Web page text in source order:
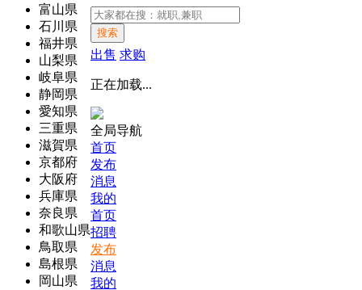
富山県
石川県
福井県
山梨県
岐阜県
静岡県
愛知県
三重県
滋賀県
京都府
大阪府
兵庫県
奈良県
和歌山県
鳥取県
島根県
岡山県
搜索
出售 求购
正在加载...
全局导航
首页
发布
消息
我的
首页
招聘
发布
消息
我的